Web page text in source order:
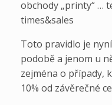
obchody „printy“ …
times&sales
Toto pravidlo je
podobě a jenom u
zejména o případy,
10% od závěrečné